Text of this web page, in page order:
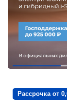
Рассрочка от